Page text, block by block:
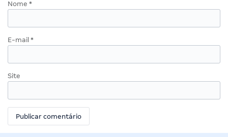
Nome *
E-mail *
Site